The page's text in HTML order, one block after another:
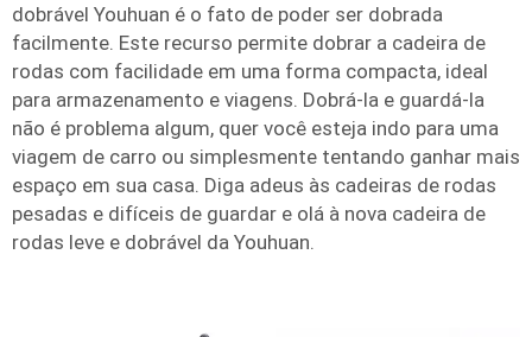
dobrável Youhuan é o fato de poder ser dobrada
facilmente. Este recurso permite dobrar a cadeira de
rodas com facilidade em uma forma compacta, ideal
para armazenamento e viagens. Dobrá-la e guardá-la
não é problema algum, quer você esteja indo para uma
viagem de carro ou simplesmente tentando ganhar mais
espaço em sua casa. Diga adeus às cadeiras de rodas
pesadas e difíceis de guardar e olá à nova cadeira de
rodas leve e dobrável da Youhuan.